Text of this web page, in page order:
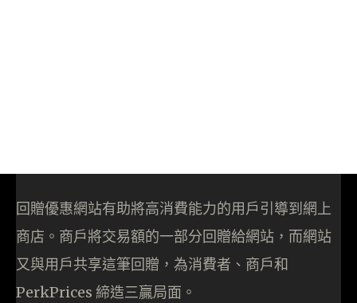
回贈優惠網站有助將高消費能力的用戶引導到網上
商店。商戶將交易額的一部分回贈給網站，而網站
又與用戶共享這筆回贈，為消費者、商戶和
PerkPrices 締造三贏局面。